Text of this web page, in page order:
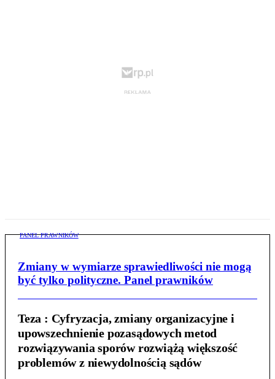
PANEL PRAWNIKÓW
Zmiany w wymiarze sprawiedliwości nie mogą
być tylko polityczne. Panel prawników
Teza : Cyfryzacja, zmiany organizacyjne i
upowszechnienie pozasądowych metod
rozwiązywania sporów rozwiążą większość
problemów z niewydolnością sądów